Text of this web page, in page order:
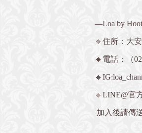
—Loa by
🔹住所：大
🔸電話：（
🔸LINE@官
加入後請傳